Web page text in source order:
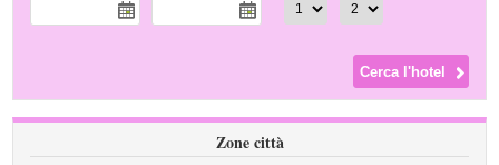
Zone città